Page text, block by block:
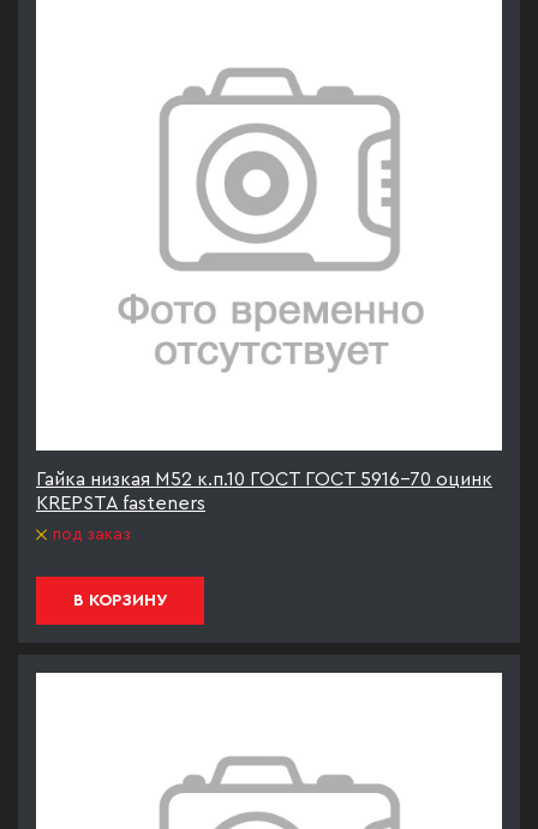
Гайка низкая М52 к.п.10 ГОСТ ГОСТ 5916-70 оцинк
KREPSTA fasteners
под заказ
В КОРЗИНУ